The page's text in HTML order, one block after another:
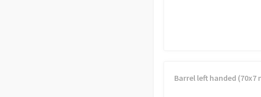
Barrel left handed (70x7